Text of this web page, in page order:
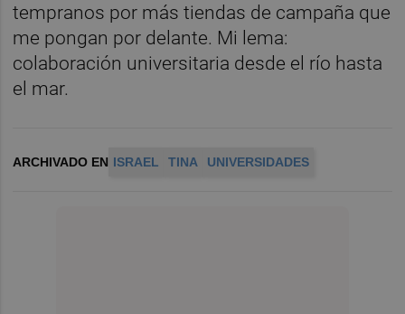
tempranos por más tiendas de campaña que
me pongan por delante. Mi lema:
colaboración universitaria desde el río hasta
el mar.
ARCHIVADO EN ISRAEL TINA UNIVERSIDADES